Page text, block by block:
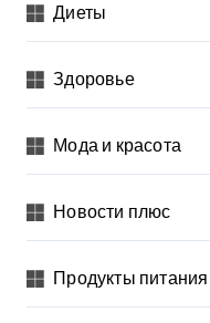
Диеты
Здоровье
Мода и красота
Новости плюс
Продукты питания